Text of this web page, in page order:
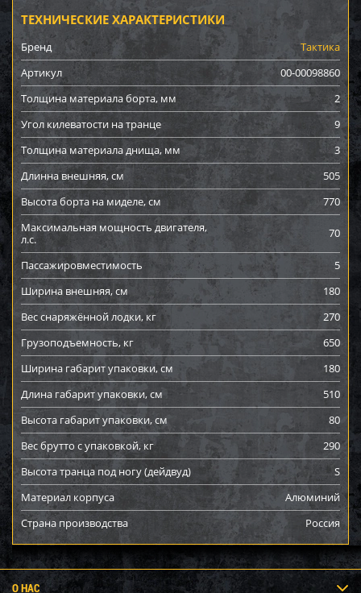
ТЕХНИЧЕСКИЕ ХАРАКТЕРИСТИКИ
Бренд
Тактика
Артикул
00-00098860
Толщина материала борта, мм
2
Угол килеватости на транце
9
Толщина материала днища, мм
3
Длинна внешняя, см
505
Высота борта на миделе, см
770
Максимальная мощность двигателя,
л.с.
70
Пассажировместимость
5
Ширина внешняя, см
180
Вес снаряжённой лодки, кг
270
Грузоподъемность, кг
650
Ширина габарит упаковки, см
180
Длина габарит упаковки, см
510
Высота габарит упаковки, см
80
Вес брутто с упаковкой, кг
290
Высота транца под ногу (дейдвуд)
S
Материал корпуса
Алюминий
Страна производства
Россия
О НАС